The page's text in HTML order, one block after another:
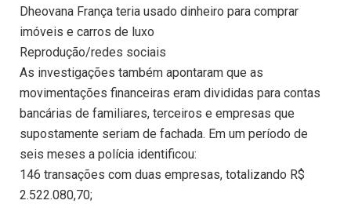
Dheovana França teria usado dinheiro para comprar
imóveis e carros de luxo
Reprodução/redes sociais
As investigações também apontaram que as
movimentações financeiras eram divididas para contas
bancárias de familiares, terceiros e empresas que
supostamente seriam de fachada. Em um período de
seis meses a polícia identificou:
146 transações com duas empresas, totalizando R$
2.522.080,70;